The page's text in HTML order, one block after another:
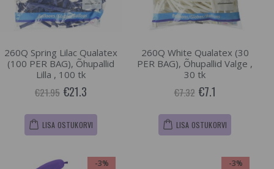
260Q Spring Lilac Qualatex
(100 PER BAG), Õhupallid
Lilla , 100 tk
€21.95 €21.3
LISA OSTUKORVI
260Q White Qualatex (30
PER BAG), Õhupallid Valge ,
30 tk
€7.32 €7.1
LISA OSTUKORVI
-3% -3%